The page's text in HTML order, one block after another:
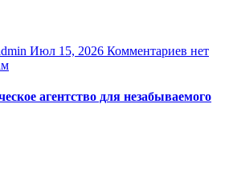
Июл 15, 2026 Комментариев нет
агентство для незабываемого